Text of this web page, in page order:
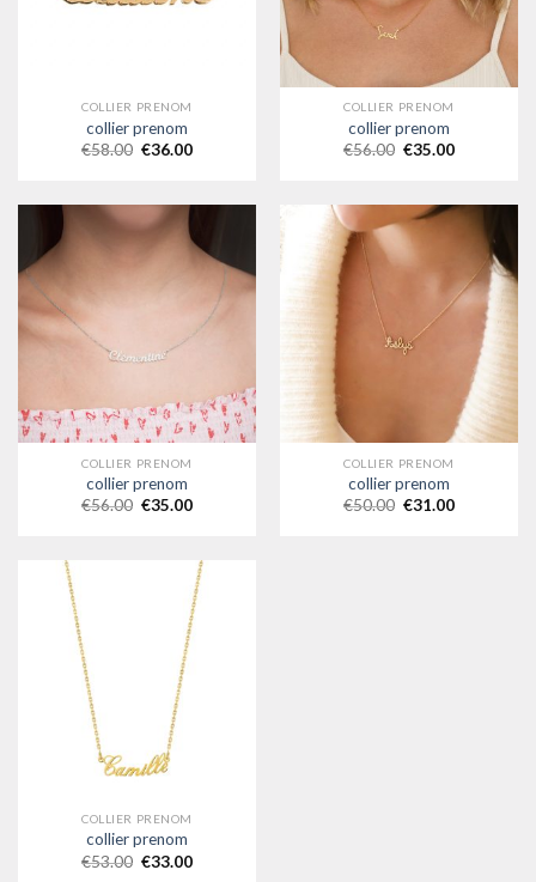
COLLIER PRENOM
collier prenom
€58.00 €36.00
COLLIER PRENOM
collier prenom
€56.00 €35.00
COLLIER PRENOM
collier prenom
€56.00 €35.00
COLLIER PRENOM
collier prenom
€50.00 €31.00
COLLIER PRENOM
collier prenom
€53.00 €33.00